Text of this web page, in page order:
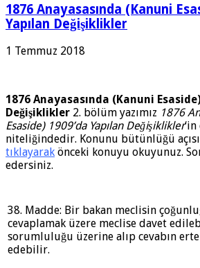
1876 Anayasasında (Kanuni
Yapılan Değişiklikler
1 Temmuz 2018
1876 Anayasasında (Kanuni
Değişiklikler 2. bölüm yazımız 1876
Esaside) 1909’da Yapılan Değişiklikler
niteliğindedir. Konunu bütünlüğü
tıklayarak önceki konuyu okuyunuz.
edersiniz.
38. Madde: Bir bakan meclisin
cevaplamak üzere meclise davet
sorumluluğu üzerine alıp cevabın
edebilir.